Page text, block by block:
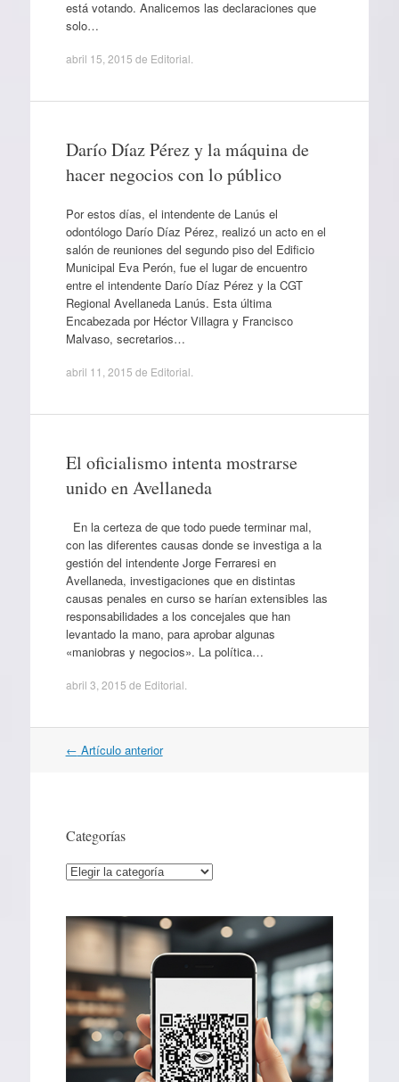
está votando. Analicemos las declaraciones que
solo…
abril 15, 2015 de Editorial
Darío Díaz Pérez y la máquina de
hacer negocios con lo público
Por estos días, el intendente de Lanús el
odontólogo Darío Díaz Pérez, realizó un acto en el
salón de reuniones del segundo piso del Edificio
Municipal Eva Perón, fue el lugar de encuentro
entre el intendente Darío Díaz Pérez y la CGT
Regional Avellaneda Lanús. Esta última
Encabezada por Héctor Villagra y Francisco
Malvaso, secretarios…
abril 11, 2015 de Editorial
El oficialismo intenta mostrarse
unido en Avellaneda
En la certeza de que todo puede terminar mal,
con las diferentes causas donde se investiga a la
gestión del intendente Jorge Ferraresi en
Avellaneda, investigaciones que en distintas
causas penales en curso se harían extensibles las
responsabilidades a los concejales que han
levantado la mano, para aprobar algunas
«maniobras y negocios». La política…
abril 3, 2015 de Editorial
Navegación
← Artículo anterior
Categorías
Categorías